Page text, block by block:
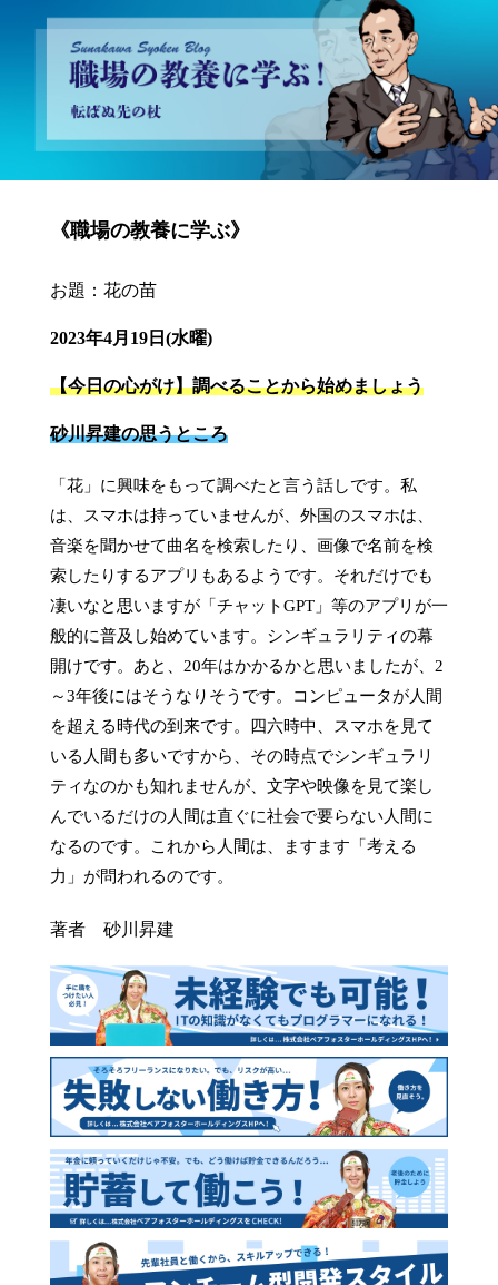
砂川昇建会長ブログ 職場の教養に学ぶ！～転ばぬ先の杖～
《職場の教養に学ぶ》
お題：花の苗
2023年4月19日(水曜)
【今日の心がけ】調べることから始めましょう
砂川昇建の思うところ
「花」に興味をもって調べたと言う話しです。私
は、スマホは持っていませんが、外国のスマホは、
音楽を聞かせて曲名を検索したり、画像で名前を検
索したりするアプリもあるようです。それだけでも
凄いなと思いますが「チャットGPT」等のアプリが一
般的に普及し始めています。シンギュラリティの幕
開けです。あと、20年はかかるかと思いましたが、2
～3年後にはそうなりそうです。コンピュータが人間
を超える時代の到来です。四六時中、スマホを見て
いる人間も多いですから、その時点でシンギュラリ
ティなのかも知れませんが、文字や映像を見て楽し
んでいるだけの人間は直ぐに社会で要らない人間に
なるのです。これから人間は、ますます「考える
力」が問われるのです。
著者 砂川昇建